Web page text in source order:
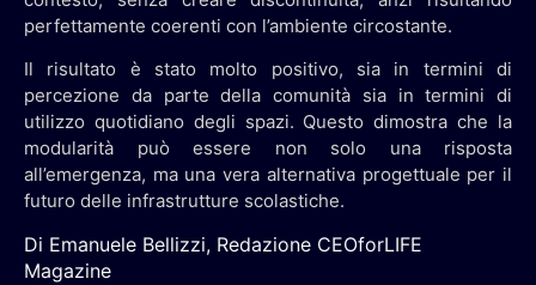
perfettamente coerenti con l’ambiente circostante.
Il risultato è stato molto positivo, sia in termini di
percezione da parte della comunità sia in termini di
utilizzo quotidiano degli spazi. Questo dimostra che la
modularità può essere non solo una risposta
all’emergenza, ma una vera alternativa progettuale per il
futuro delle infrastrutture scolastiche.
Di Emanuele Bellizzi, Redazione CEOforLIFE
Magazine